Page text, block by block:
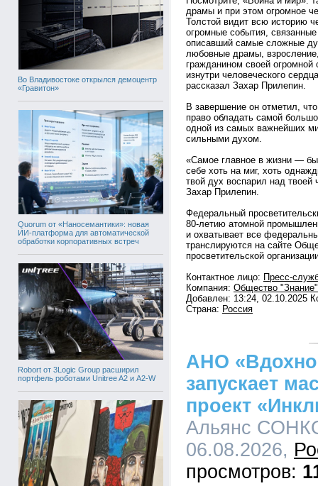
Во Владивостоке открылся демоцентр
«Гравитон»
Quorum от «Наносемантики»: новая
ИИ-платформа для автоматической
обработки корпоративных встреч
Robort от 3Logic Group расширил
портфель роботами Unitree A2 и A2-W
драмы и при этом огромное
Толстой видит всю историю
огромные события,
описавший самые сложные
любовные драмы,
гражданином своей огромной
изнутри человеческого
рассказал Захар Прилепин.
В завершение он отметил,
право обладать самой
одной из самых важнейших
сильными духом.
«Самое главное в жизни —
себе хоть на миг, хоть
твой дух воспарил над
Захар Прилепин.
Федеральный
80-летию атомной
и охватывает все
транслируются на сайте
просветительской
Контактное лицо: Пресс-
Компания: Общество "Знание"
Добавлен: 13:24, 02.10.2025
Страна: Россия
АНО
запускает
проект
Альянс
06.08.2026,